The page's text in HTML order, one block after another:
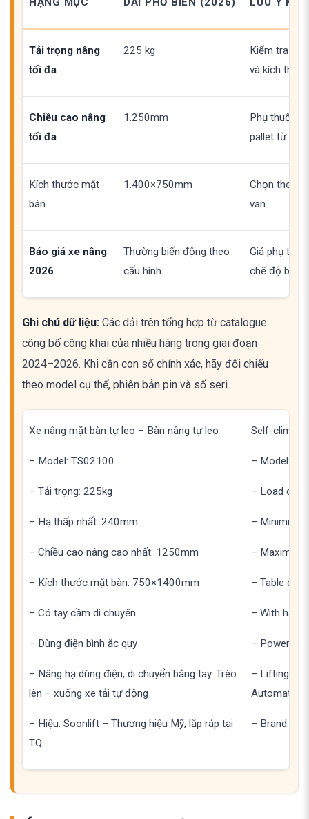
Tải trọng nâng
tối đa
225 kg
Kiểm tra tải
và kích
Chiều cao nâng
tối đa
1.250mm
Phụ thuộc
pallet từ nền
Kích thước mặt
bàn
1.400×750mm
Chọn theo
van.
Báo giá xe nâng
2026
Thường biến động theo
cấu hình
Giá phụ
chế độ bảo
Ghi chú dữ liệu: Các dải trên tổng hợp từ catalogue
công bố công khai của nhiều hãng trong giai đoạn
2024–2026. Khi cần con số chính xác, hãy đối chiếu
theo model cụ thể, phiên bản pin và số seri.
Xe nâng mặt bàn tự leo – Bàn nâng tự leo
– Model: TS02100
– Tải trọng: 225kg
– Hạ thấp nhất: 240mm
– Chiều cao nâng cao nhất: 1250mm
– Kích thước mặt bàn: 750×1400mm
– Có tay cầm di chuyển
– Dùng điện bình ắc quy
– Nâng hạ dùng điện, di chuyển bằng tay. Trèo
lên – xuống xe tải tự động
– Hiệu: Soonlift – Thương hiệu Mỹ, lắp ráp tại
TQ
Self-
– Model:
– Load
– Minimum
– Maximum
– Table
– With
– Powered
– Lifting
– Brand: